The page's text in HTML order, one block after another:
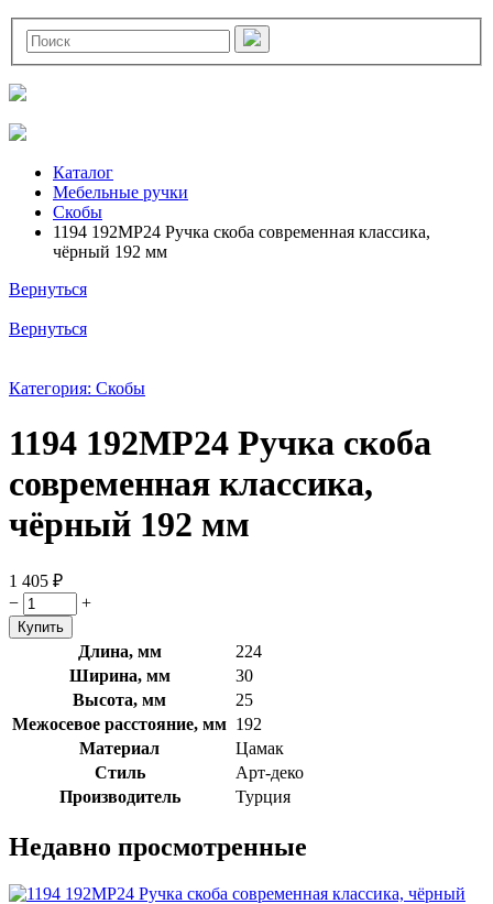
Каталог
Мебельные ручки
Скобы
1194 192MP24 Ручка скоба современная классика,
чёрный 192 мм
Вернуться
Вернуться
Категория: Скобы
1194 192MP24 Ручка скоба
современная классика,
чёрный 192 мм
1 405 ₽
−
+
Длина, мм
224
Ширина, мм
30
Высота, мм
25
Межосевое расстояние, мм 192
Материал
Цамак
Стиль
Арт-деко
Производитель
Турция
Недавно просмотренные